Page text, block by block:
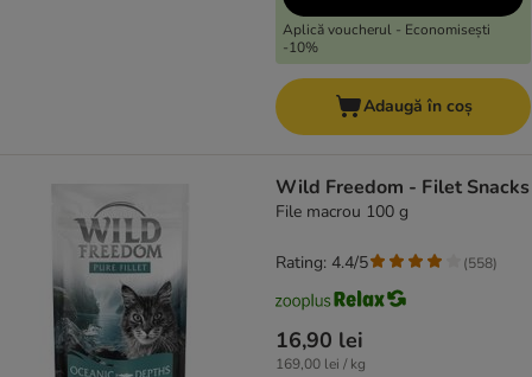
Aplică voucherul - Economisești
-10%
Adaugă în coș
Wild Freedom - Filet Snacks
File macrou 100 g
16,90 lei
169,00 lei / kg
Rating: 4.4/5 (558)